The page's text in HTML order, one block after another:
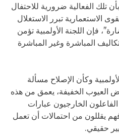
تلك الفعالية ضرورية للاحتفال
الاستعمارية تبرر الاستغلال
فإن اللجنة الأولمبية تؤمن
المباشرة وغير المباشرة
وكأن الإصلاح مسألة
العيوب الخفيفة، يعمق من هذه
الخارجيون عبارات
يقللون من احتمالات أن تعمل
حقيقي.